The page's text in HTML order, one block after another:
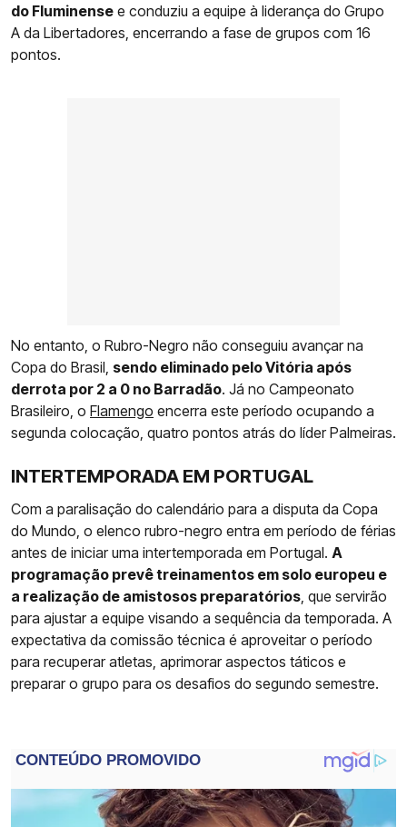
do Fluminense e conduziu a equipe à liderança do Grupo
A da Libertadores, encerrando a fase de grupos com 16
pontos.
No entanto, o Rubro-Negro não conseguiu avançar na
Copa do Brasil, sendo eliminado pelo Vitória após
derrota por 2 a 0 no Barradão. Já no Campeonato
Brasileiro, o Flamengo encerra este período ocupando a
segunda colocação, quatro pontos atrás do líder Palmeiras.
INTERTEMPORADA EM PORTUGAL
Com a paralisação do calendário para a disputa da Copa
do Mundo, o elenco rubro-negro entra em período de férias
antes de iniciar uma intertemporada em Portugal. A
programação prevê treinamentos em solo europeu e
a realização de amistosos preparatórios , que servirão
para ajustar a equipe visando a sequência da temporada. A
expectativa da comissão técnica é aproveitar o período
para recuperar atletas, aprimorar aspectos táticos e
preparar o grupo para os desafios do segundo semestre.